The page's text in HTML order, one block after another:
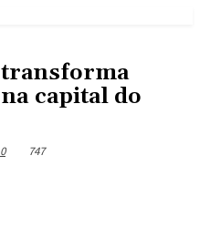
capital do
0 747